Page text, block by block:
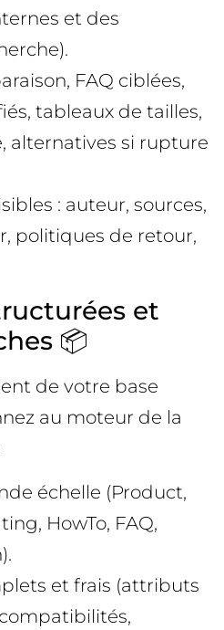
et des
FAQ ciblées,
tableaux de tailles,
alternatives si rupture
: auteur, sources,
politiques de retour,
et
📦
de votre base
au moteur de la
échelle (Product,
HowTo, FAQ,
et frais (attributs